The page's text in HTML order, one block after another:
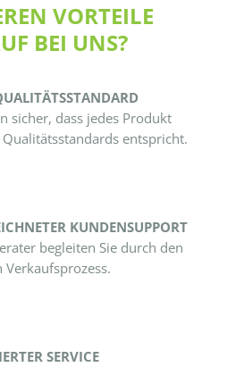
VORTEILE
BEI UNS?
sicher, dass jedes Produkt
entspricht.
KUNDENSUPPORT
begleiten Sie durch den
Verkaufsprozess.
SERVICE